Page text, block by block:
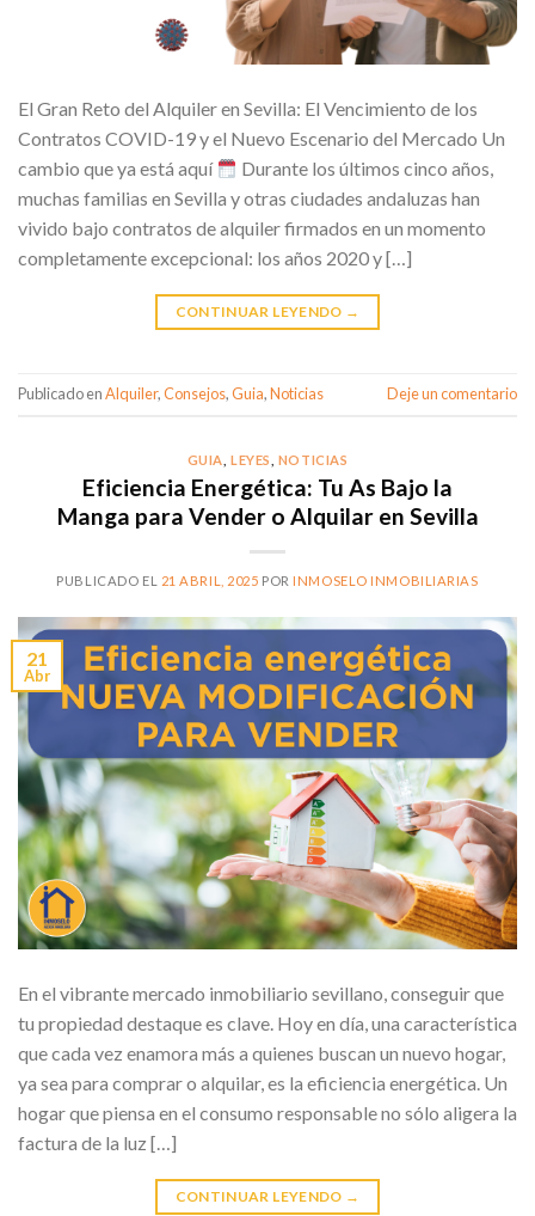
El Gran Reto del Alquiler en Sevilla: El Vencimiento de los
Contratos COVID-19 y el Nuevo Escenario del Mercado Un
cambio que ya está aquí
Durante los últimos cinco años,
muchas familias en Sevilla y otras ciudades andaluzas han
vivido bajo contratos de alquiler firmados en un momento
completamente excepcional: los años 2020 y […]
CONTINUAR LEYENDO →
Publicado enAlquiler,Consejos,Guia,Noticias Deje un comentario
GUIA LEYES NOTICIAS
Eficiencia Energética: Tu As Bajo la
Manga para Vender o Alquilar en Sevilla
PUBLICADO EL 21 ABRIL, 2025 POR INMOSELO INMOBILIARIAS
21
Abr
En el vibrante mercado inmobiliario sevillano, conseguir que
tu propiedad destaque es clave. Hoy en día, una característica
que cada vez enamora más a quienes buscan un nuevo hogar,
ya sea para comprar o alquilar, es la eficiencia energética. Un
hogar que piensa en el consumo responsable no sólo aligera la
factura de la luz […]
CONTINUAR LEYENDO →